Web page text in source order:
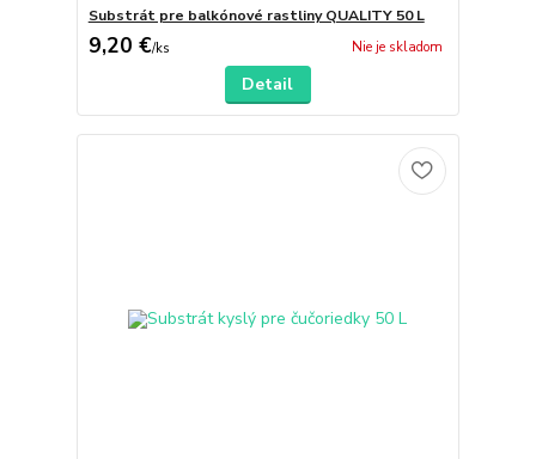
Substrát pre balkónové rastliny QUALITY 50 L
9,20 €/ks Nie je skladom
Detail